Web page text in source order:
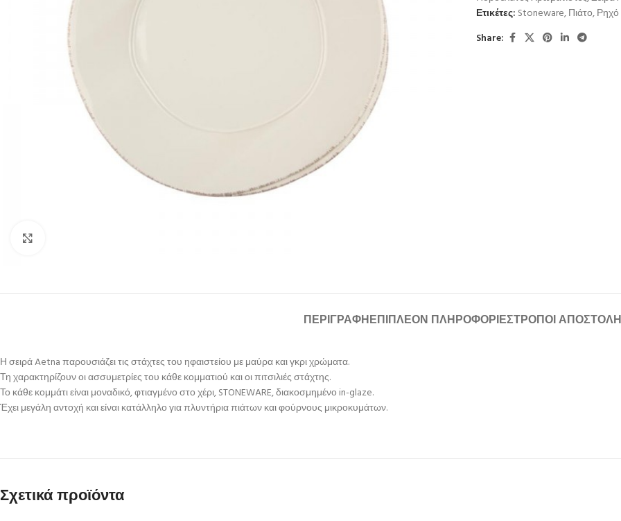
Ετικέτες: Stoneware,Πιάτο,Ρηχό
Share:
ΠΕΡΙΓΡΑΦΉΕΠΙΠΛΈΟΝ ΠΛΗΡΟΦΟΡΊΕΣΤΡΌΠΟΙ
Η σειρά Aetna παρουσιάζει τις στάχτες του ηφαιστείου με μαύρα και γκρι χρώματα.
Τη χαρακτηρίζουν οι ασσυμετρίες του κάθε κομματιού και οι πιτσιλιές στάχτης.
Το κάθε κομμάτι είναι μοναδικό, φτιαγμένο στο χέρι, STONEWARE, διακοσμημένο in-glaze.
Έχει μεγάλη αντοχή και είναι κατάλληλο για πλυντήρια πιάτων και φούρνους μικροκυμάτων.
Σχετικά προϊόντα